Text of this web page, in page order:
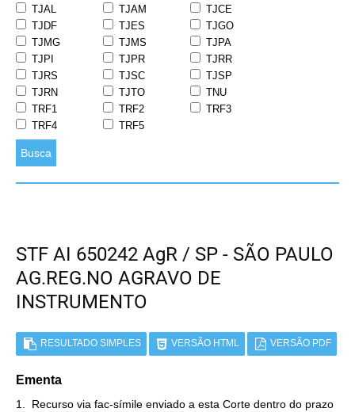
TJAL
TJAM
TJCE
TJDF
TJES
TJGO
TJMG
TJMS
TJPA
TJPI
TJPR
TJRR
TJRS
TJSC
TJSP
TJRN
TJTO
TNU
TRF1
TRF2
TRF3
TRF4
TRF5
Busca
STF AI 650242 AgR / SP - SÃO PAULO
AG.REG.NO AGRAVO DE
INSTRUMENTO
RESULTADO SIMPLES VERSÃO HTML VERSÃO PDF
Ementa
1.  Recurso via fac-símile enviado a esta Corte dentro do prazo